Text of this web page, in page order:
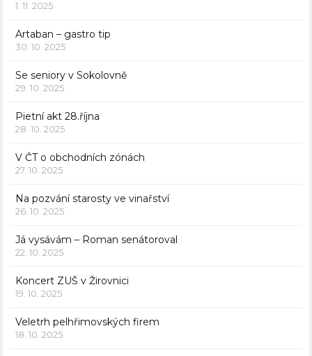
1. 11. 2025
Artaban – gastro tip
30. 10. 2025
Se seniory v Sokolovně
29. 10. 2025
Pietní akt 28.října
28. 10. 2025
V ČT o obchodních zónách
27. 10. 2025
Na pozvání starosty ve vinařství
26. 10. 2025
Já vysávám – Roman senátoroval
22. 10. 2025
Koncert ZUŠ v Žirovnici
19. 10. 2025
Veletrh pelhřimovských firem
18. 10. 2025